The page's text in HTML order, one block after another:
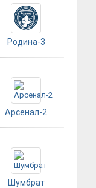
Родина-3
Арсенал-2
Шумбрат